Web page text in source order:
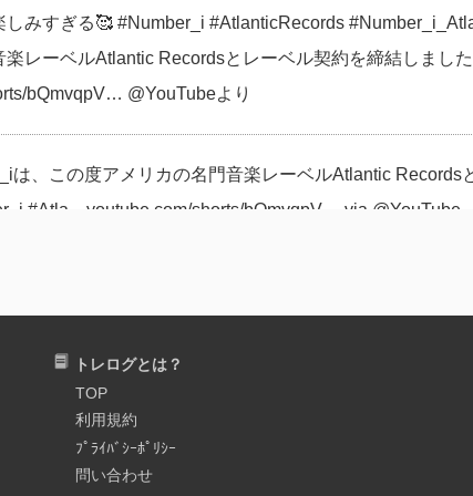
しみすぎる🥰 #Number_i #AtlanticRecords
楽レーベルAtlantic Recordsとレーベル契約を締結しまし
bQmvqpV… @YouTubeより
は、この度アメリカの名門音楽レーベルAtlantic Records
#Atla... youtube.com/shorts/bQmvqpV… via @YouTube
アメリカの名門音楽レーベル Atlantic
！！ 新たなフェーズの始まりに ワクワクが止まりません
トレログとは？
TOP
利用規約
ﾌﾟﾗｲﾊﾞｼｰﾎﾟﾘｼｰ
問い合わせ